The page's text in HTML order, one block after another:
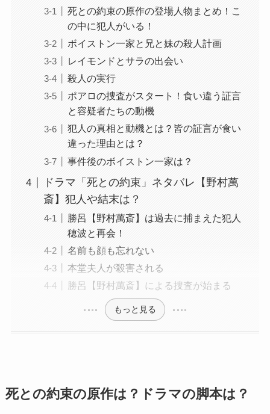
死との約束の原作の登場人物まとめ！こ
の中に犯人がいる！
ボイストン一家と兄と妹の殺人計画
レイモンドとサラの出会い
殺人の実行
ポアロの捜査がスタート！食い違う証言
と容疑者たちの動機
犯人の真相と動機とは？皆の証言が食い
違った理由とは？
事件後のボイストン一家は？
ドラマ「死との約束」ネタバレ【野村萬
斎】犯人や結末は？
勝呂【野村萬斎】は過去に捕まえた犯人
穂波と再会！
名前も顔も忘れない
本堂夫人が殺害される
勝呂【野村萬斎】による捜査が始まる
もっと見る
死との約束の原作は？ドラマの脚本は？